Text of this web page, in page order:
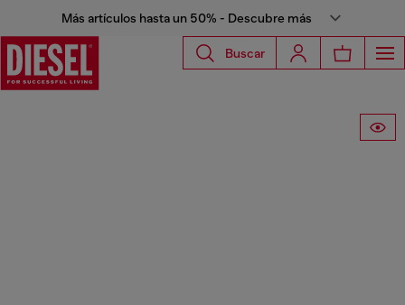
Más artículos hasta un 50% - Descubre más
Buscar